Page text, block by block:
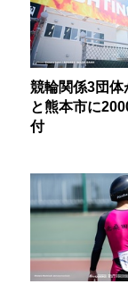
競輪関係3団体
と熊本市に
付